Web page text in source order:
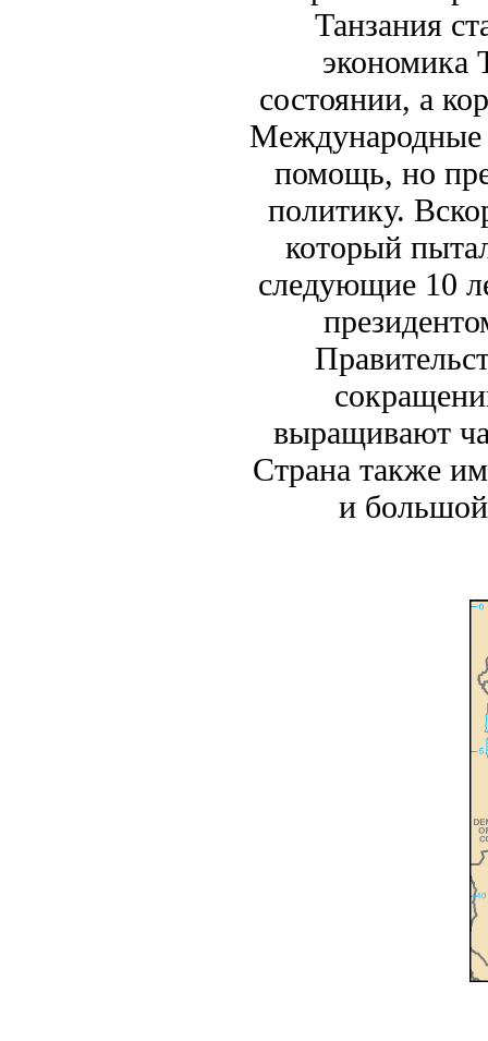
Танзания
экономика
состоянии, а
Международные
помощь, но
политику.
который
следующие 10
выращивают
Страна также
и большой